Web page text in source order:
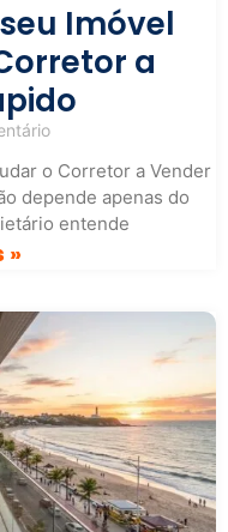
Imóvel
a
o Corretor a Vender
depende apenas do
entende
»